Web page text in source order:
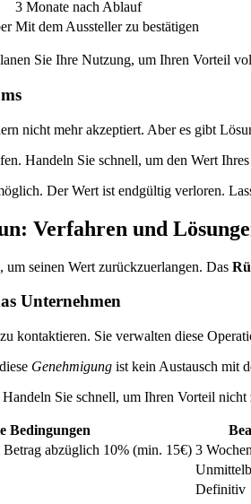
3 Monate nach Ablauf
Mit dem Aussteller zu bestätigen
Sie Ihre Nutzung, um Ihren Vorteil
nicht mehr akzeptiert. Aber es gibt
Handeln Sie schnell, um den Wert
Der Wert ist endgültig verloren.
Verfahren und
um seinen Wert zurückzuerlangen. Das
Unternehmen
kontaktieren. Sie verwalten diese
Genehmigung ist kein Austausch mit
Sie schnell, um Ihren Vorteil nicht
Bedingungen
Betrag abzüglich 10% (min. 15€) 3 Wochen
Definitiv